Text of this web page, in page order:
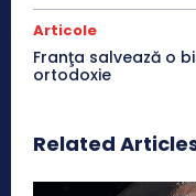
Articole
Franţa salvează o
ortodoxie
Related